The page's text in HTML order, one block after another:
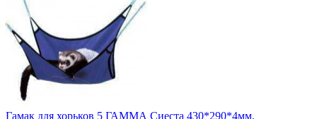
Гамак для хорьков 5 ГАММА Сиеста 430*290*4мм.